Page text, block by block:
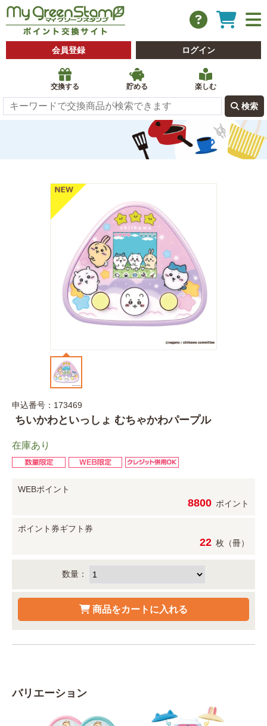
会員登録 ログイン
交換する 貯める 楽しむ
 検索
申込番号：173469
ちいかわといっしょ むちゃかわパープル
在庫あり
WEBポイント
8800 ポイント
ポイント券ギフト券
22 枚（冊）
数量：
バリエーション